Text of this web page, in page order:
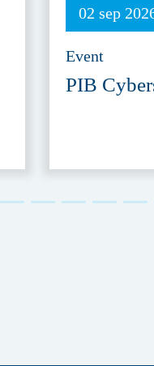
02 sep
Event
PIB